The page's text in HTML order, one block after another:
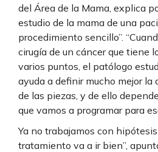
del Área de la Mama, explica
estudio de la mama de una
procedimiento sencillo”.
cirugía de un cáncer que tiene
varios puntos, el patólogo
ayuda a definir mucho mejor
de las piezas, y de ello
que vamos a programar para
Ya no trabajamos con
tratamiento va a ir bien”,